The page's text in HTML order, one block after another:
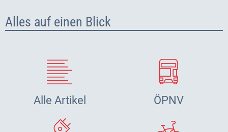
Alles auf einen Blick
Alle Artikel ÖPNV